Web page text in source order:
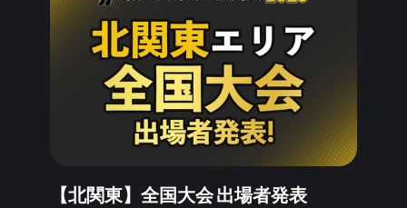
【北関東】全国大会 出場者発表